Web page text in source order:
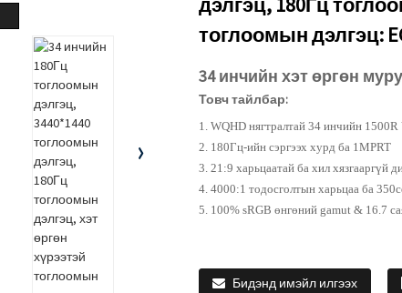
тоглоомын дэлгэц:
34 инчийн хэт өргөн
Товч тайлбар:
1. WQHD нягтралтай 34 инчийн 1500R
2. 180Гц-ийн сэргээх хурд ба 1MPRT
3. 21:9 харьцаатай ба хил хязгааргүй
4. 4000:1 тодосголтын харьцаа ба
5. 100% sRGB өнгөний gamut & 16.7
Бидэнд имэйл илгээх